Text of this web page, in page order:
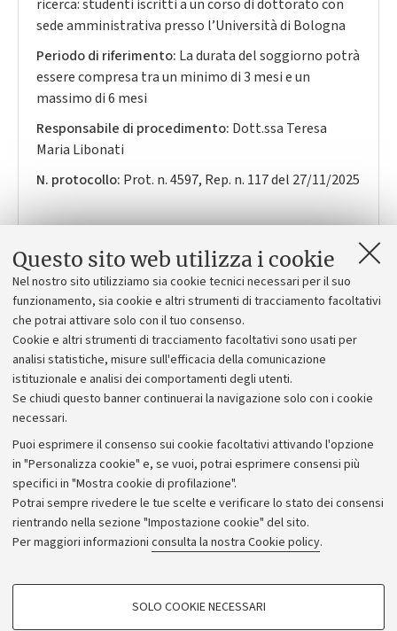
Questo sito web utilizza i cookie
Nel nostro sito utilizziamo sia cookie tecnici necessari per il suo
funzionamento, sia cookie e altri strumenti di tracciamento facoltativi
che potrai attivare solo con il tuo consenso.
Cookie e altri strumenti di tracciamento facoltativi sono usati per
analisi statistiche, misure sull'efficacia della comunicazione
istituzionale e analisi dei comportamenti degli utenti.
Se chiudi questo banner continuerai la navigazione solo con i cookie
necessari.
Puoi esprimere il consenso sui cookie facoltativi attivando l'opzione
in "Personalizza cookie" e, se vuoi, potrai esprimere consensi più
specifici in "Mostra cookie di profilazione".
Potrai sempre rivedere le tue scelte e verificare lo stato dei consensi
rientrando nella sezione "Impostazione cookie" del sito.
Per maggiori informazioni consulta la nostra Cookie policy.
COOKIE DI PROFILAZIONE - FACOLTATIVI
SOLO COOKIE NECESSARI
ricerca: studenti iscritti a un corso di dottorato con
sede amministrativa presso l’Università di Bologna
Periodo di riferimento: La durata del soggiorno potrà
essere compresa tra un minimo di 3 mesi e un
massimo di 6 mesi
Responsabile di procedimento: Dott.ssa Teresa
Maria Libonati
N. protocollo: Prot. n. 4597, Rep. n. 117 del 27/11/2025
Bando
BANDO MARCO POLO N. 2 ANNO 2025 - DISI
464 KB]
Privacy
Note legali
NormAteneo